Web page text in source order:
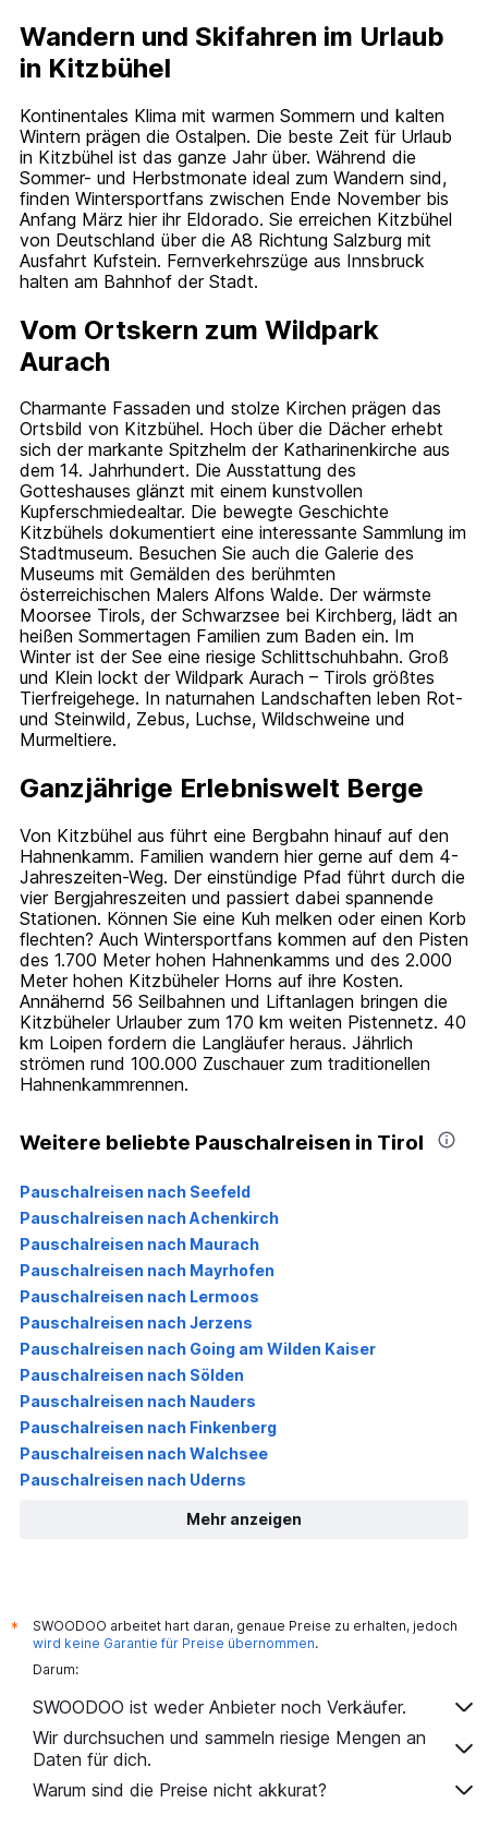
Wandern und Skifahren im Urlaub
in Kitzbühel
Kontinentales Klima mit warmen Sommern und kalten
Wintern prägen die Ostalpen. Die beste Zeit für Urlaub
in Kitzbühel ist das ganze Jahr über. Während die
Sommer- und Herbstmonate ideal zum Wandern sind,
finden Wintersportfans zwischen Ende November bis
Anfang März hier ihr Eldorado. Sie erreichen Kitzbühel
von Deutschland über die A8 Richtung Salzburg mit
Ausfahrt Kufstein. Fernverkehrszüge aus Innsbruck
halten am Bahnhof der Stadt.
Vom Ortskern zum Wildpark
Aurach
Charmante Fassaden und stolze Kirchen prägen das
Ortsbild von Kitzbühel. Hoch über die Dächer erhebt
sich der markante Spitzhelm der Katharinenkirche aus
dem 14. Jahrhundert. Die Ausstattung des
Gotteshauses glänzt mit einem kunstvollen
Kupferschmiedealtar. Die bewegte Geschichte
Kitzbühels dokumentiert eine interessante Sammlung im
Stadtmuseum. Besuchen Sie auch die Galerie des
Museums mit Gemälden des berühmten
österreichischen Malers Alfons Walde. Der wärmste
Moorsee Tirols, der Schwarzsee bei Kirchberg, lädt an
heißen Sommertagen Familien zum Baden ein. Im
Winter ist der See eine riesige Schlittschuhbahn. Groß
und Klein lockt der Wildpark Aurach – Tirols größtes
Tierfreigehege. In naturnahen Landschaften leben Rot-
und Steinwild, Zebus, Luchse, Wildschweine und
Murmeltiere.
Ganzjährige Erlebniswelt Berge
Von Kitzbühel aus führt eine Bergbahn hinauf auf den
Hahnenkamm. Familien wandern hier gerne auf dem 4-
Jahreszeiten-Weg. Der einstündige Pfad führt durch die
vier Bergjahreszeiten und passiert dabei spannende
Stationen. Können Sie eine Kuh melken oder einen Korb
flechten? Auch Wintersportfans kommen auf den Pisten
des 1.700 Meter hohen Hahnenkamms und des 2.000
Meter hohen Kitzbüheler Horns auf ihre Kosten.
Annähernd 56 Seilbahnen und Liftanlagen bringen die
Kitzbüheler Urlauber zum 170 km weiten Pistennetz. 40
km Loipen fordern die Langläufer heraus. Jährlich
strömen rund 100.000 Zuschauer zum traditionellen
Hahnenkammrennen.
Weitere beliebte Pauschalreisen in Tirol
Pauschalreisen nach Seefeld
Pauschalreisen nach Achenkirch
Pauschalreisen nach Maurach
Pauschalreisen nach Mayrhofen
Pauschalreisen nach Lermoos
Pauschalreisen nach Jerzens
Pauschalreisen nach Going am Wilden Kaiser
Pauschalreisen nach Sölden
Pauschalreisen nach Nauders
Pauschalreisen nach Finkenberg
Pauschalreisen nach Walchsee
Pauschalreisen nach Uderns
Mehr anzeigen
*
SWOODOO arbeitet hart daran, genaue Preise zu erhalten, jedoch
wird keine Garantie für Preise übernommen.
Darum:
SWOODOO ist weder Anbieter noch Verkäufer.
Wir durchsuchen und sammeln riesige Mengen an
Daten für dich.
Warum sind die Preise nicht akkurat?